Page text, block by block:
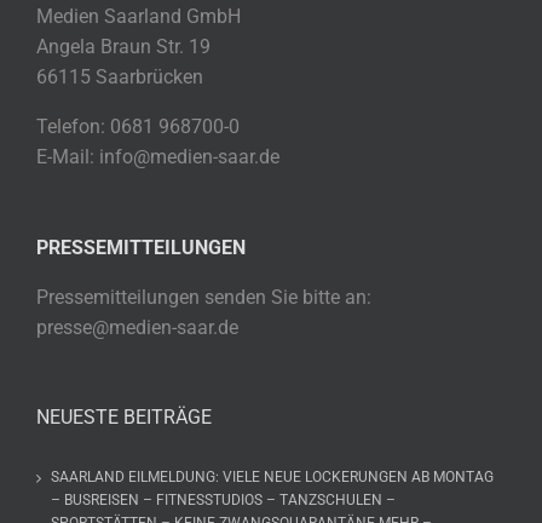
Medien Saarland GmbH
Angela Braun Str. 19
66115 Saarbrücken
Telefon: 0681 968700-0
E-Mail: info@medien-saar.de
PRESSEMITTEILUNGEN
Pressemitteilungen senden Sie bitte an:
presse@medien-saar.de
NEUESTE BEITRÄGE
SAARLAND EILMELDUNG: VIELE NEUE LOCKERUNGEN AB MONTAG
– BUSREISEN – FITNESSTUDIOS – TANZSCHULEN –